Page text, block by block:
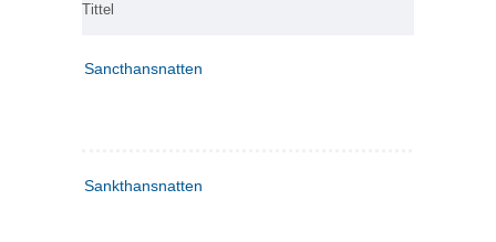
Tittel
Sancthansnatten
Sankthansnatten